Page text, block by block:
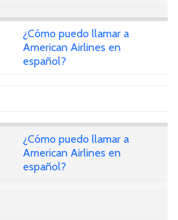
¿Cómo puedo llamar a
American Airlines en
español?
¿Cómo puedo llamar a
American Airlines en
español?